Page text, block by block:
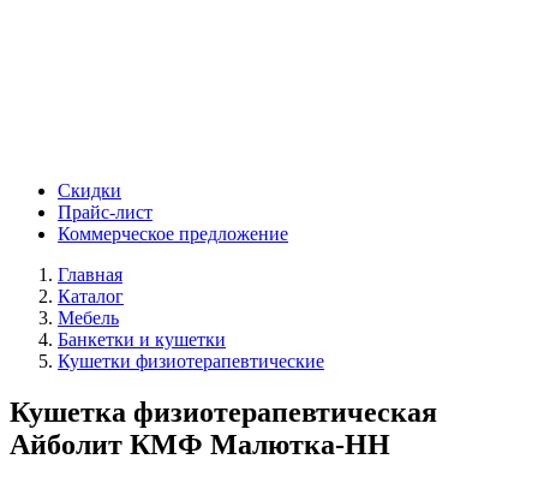
Скидки
Прайс-лист
Коммерческое предложение
Главная
Каталог
Мебель
Банкетки и кушетки
Кушетки физиотерапевтические
Кушетка физиотерапевтическая
Айболит КМФ Малютка-НН